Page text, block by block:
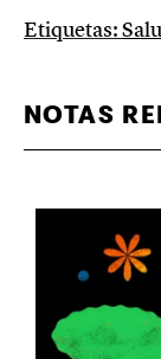
Etiquetas:
NOTAS